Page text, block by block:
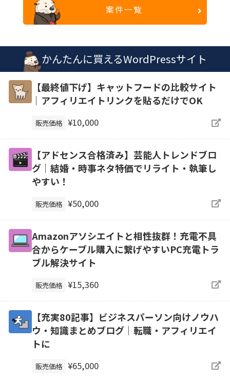
案件一覧
かんたんに買えるWordPressサイト
【最終値下げ】キャットフードの比較サイト
｜アフィリエイトリンクを貼るだけでOK
販売価格 ¥10,000
【アドセンス合格済み】芸能人トレンドブロ
グ｜結婚・時事ネタ特価でリライト・執筆し
やすい！
販売価格 ¥50,000
Amazonアソシエイトと相性抜群！充電不具
合からケーブル購入に繋げやすいPC充電トラ
ブル解決サイト
販売価格 ¥15,360
【充実80記事】ビジネスパーソン向けノウハ
ウ・知識まとめブログ｜転職・アフィリエイ
トに
販売価格 ¥65,000